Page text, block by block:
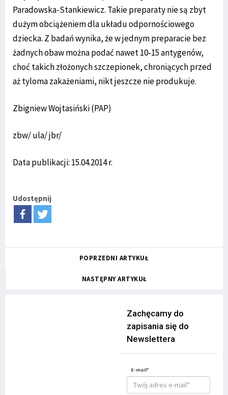
Paradowska-Stankiewicz. Takie preparaty nie są zbyt
dużym obciążeniem dla układu odpornościowego
dziecka. Z badań wynika, że w jednym preparacie bez
żadnych obaw można podać nawet 10-15 antygenów,
choć takich złożonych szczepionek, chroniących przed
aż tyloma zakażeniami, nikt jeszcze nie produkuje.
Zbigniew Wojtasiński (PAP)
zbw/ ula/ jbr/
Data publikacji: 15.04.2014 r.
Udostępnij
POPRZEDNI ARTYKUŁ
NASTĘPNY ARTYKUŁ
Zachęcamy do
zapisania się do
Newslettera
E-mail*